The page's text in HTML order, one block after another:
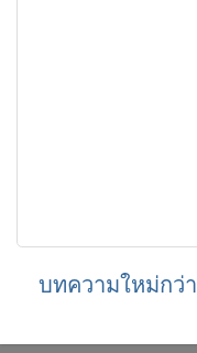
บทความใหม่กว่า